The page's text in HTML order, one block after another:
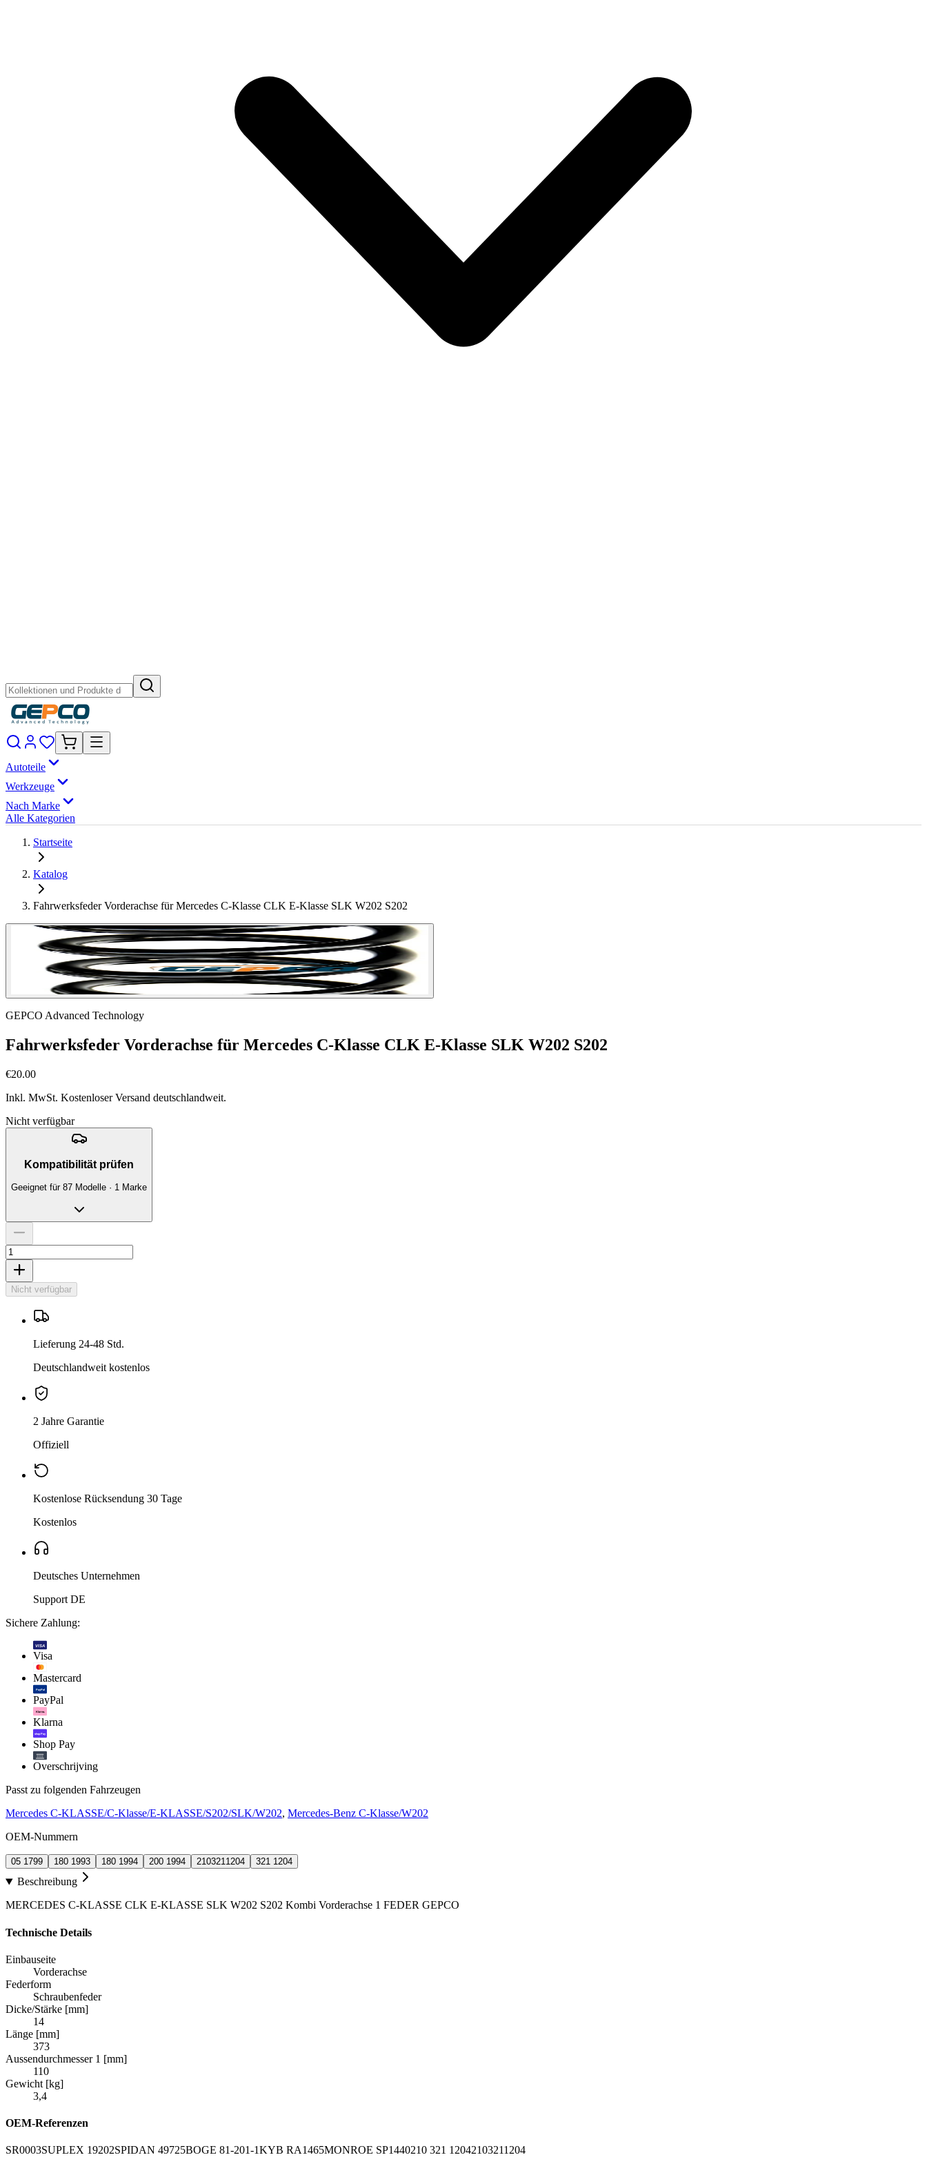
Autoteile
Werkzeuge
Nach Marke
Alle Kategorien
Startseite
Katalog
Fahrwerksfeder Vorderachse für Mercedes C-Klasse CLK E-Klasse SLK W202 S202
GEPCO Advanced Technology
Fahrwerksfeder Vorderachse für Mercedes C-Klasse CLK E-Klasse SLK W202 S202
€20.00
Inkl. MwSt. Kostenloser Versand deutschlandweit.
Nicht verfügbar
Kompatibilität prüfen
Geeignet für 87 Modelle · 1 Marke
Nicht verfügbar
Lieferung 24-48 Std.
Deutschlandweit kostenlos
2 Jahre Garantie
Offiziell
Kostenlose Rücksendung 30 Tage
Kostenlos
Deutsches Unternehmen
Support DE
Sichere Zahlung:
VISA
Visa
Mastercard
PayPal
PayPal
Klarna.
Klarna
shop Pay
Shop Pay
Overschrijving
Passt zu folgenden Fahrzeugen
Mercedes C-KLASSE/C-Klasse/E-KLASSE/S202/SLK/W202, Mercedes-Benz C-Klasse/W202
OEM-Nummern
05 1799 180 1993 180 1994 200 1994 2103211204 321 1204
Beschreibung
MERCEDES C-KLASSE CLK E-KLASSE SLK W202 S202 Kombi Vorderachse 1 FEDER GEPCO
Technische Details
Einbauseite
Vorderachse
Federform
Schraubenfeder
Dicke/Stärke [mm]
14
Länge [mm]
373
Aussendurchmesser 1 [mm]
110
Gewicht [kg]
3,4
OEM-Referenzen
SR0003SUPLEX 19202SPIDAN 49725BOGE 81-201-1KYB RA1465MONROE SP1440210 321 12042103211204